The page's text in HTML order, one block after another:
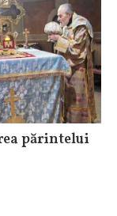
părintelui